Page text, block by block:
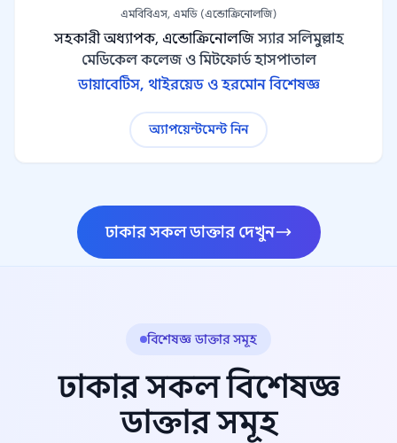
এমবিবিএস, এমডি (এন্ডোক্রিনোলজি)
সহকারী অধ্যাপক, এন্ডোক্রিনোলজি স্যার সলিমুল্লাহ
মেডিকেল কলেজ ও মিটফোর্ড হাসপাতাল
ডায়াবেটিস, থাইরয়েড ও হরমোন বিশেষজ্ঞ
অ্যাপয়েন্টমেন্ট নিন
ঢাকার সকল ডাক্তার দেখুন
বিশেষজ্ঞ ডাক্তার সমূহ
ঢাকার সকল বিশেষজ্ঞ
ডাক্তার সমূহ